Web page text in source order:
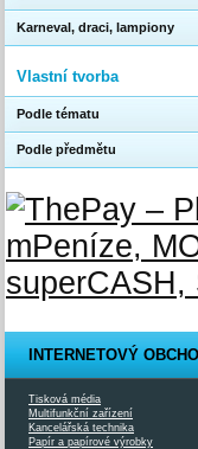
Karneval, draci, lampiony
Vlastní tvorba
Podle tématu
Podle předmětu
INTERNETOVÝ
Tisková média
Multifunkční zařízení
Kancelářská technika
Papír a papírové výrobky